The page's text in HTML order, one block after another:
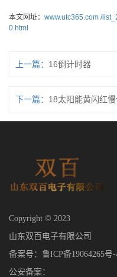
本文网址： www.utc365.com /
0.html
上一篇： 16倒计时器
下一篇： 18太阳能黄闪红
Copyright © 2023
山东双百电子有限公司
备案号： 鲁ICP备19064265号-
公安备案：